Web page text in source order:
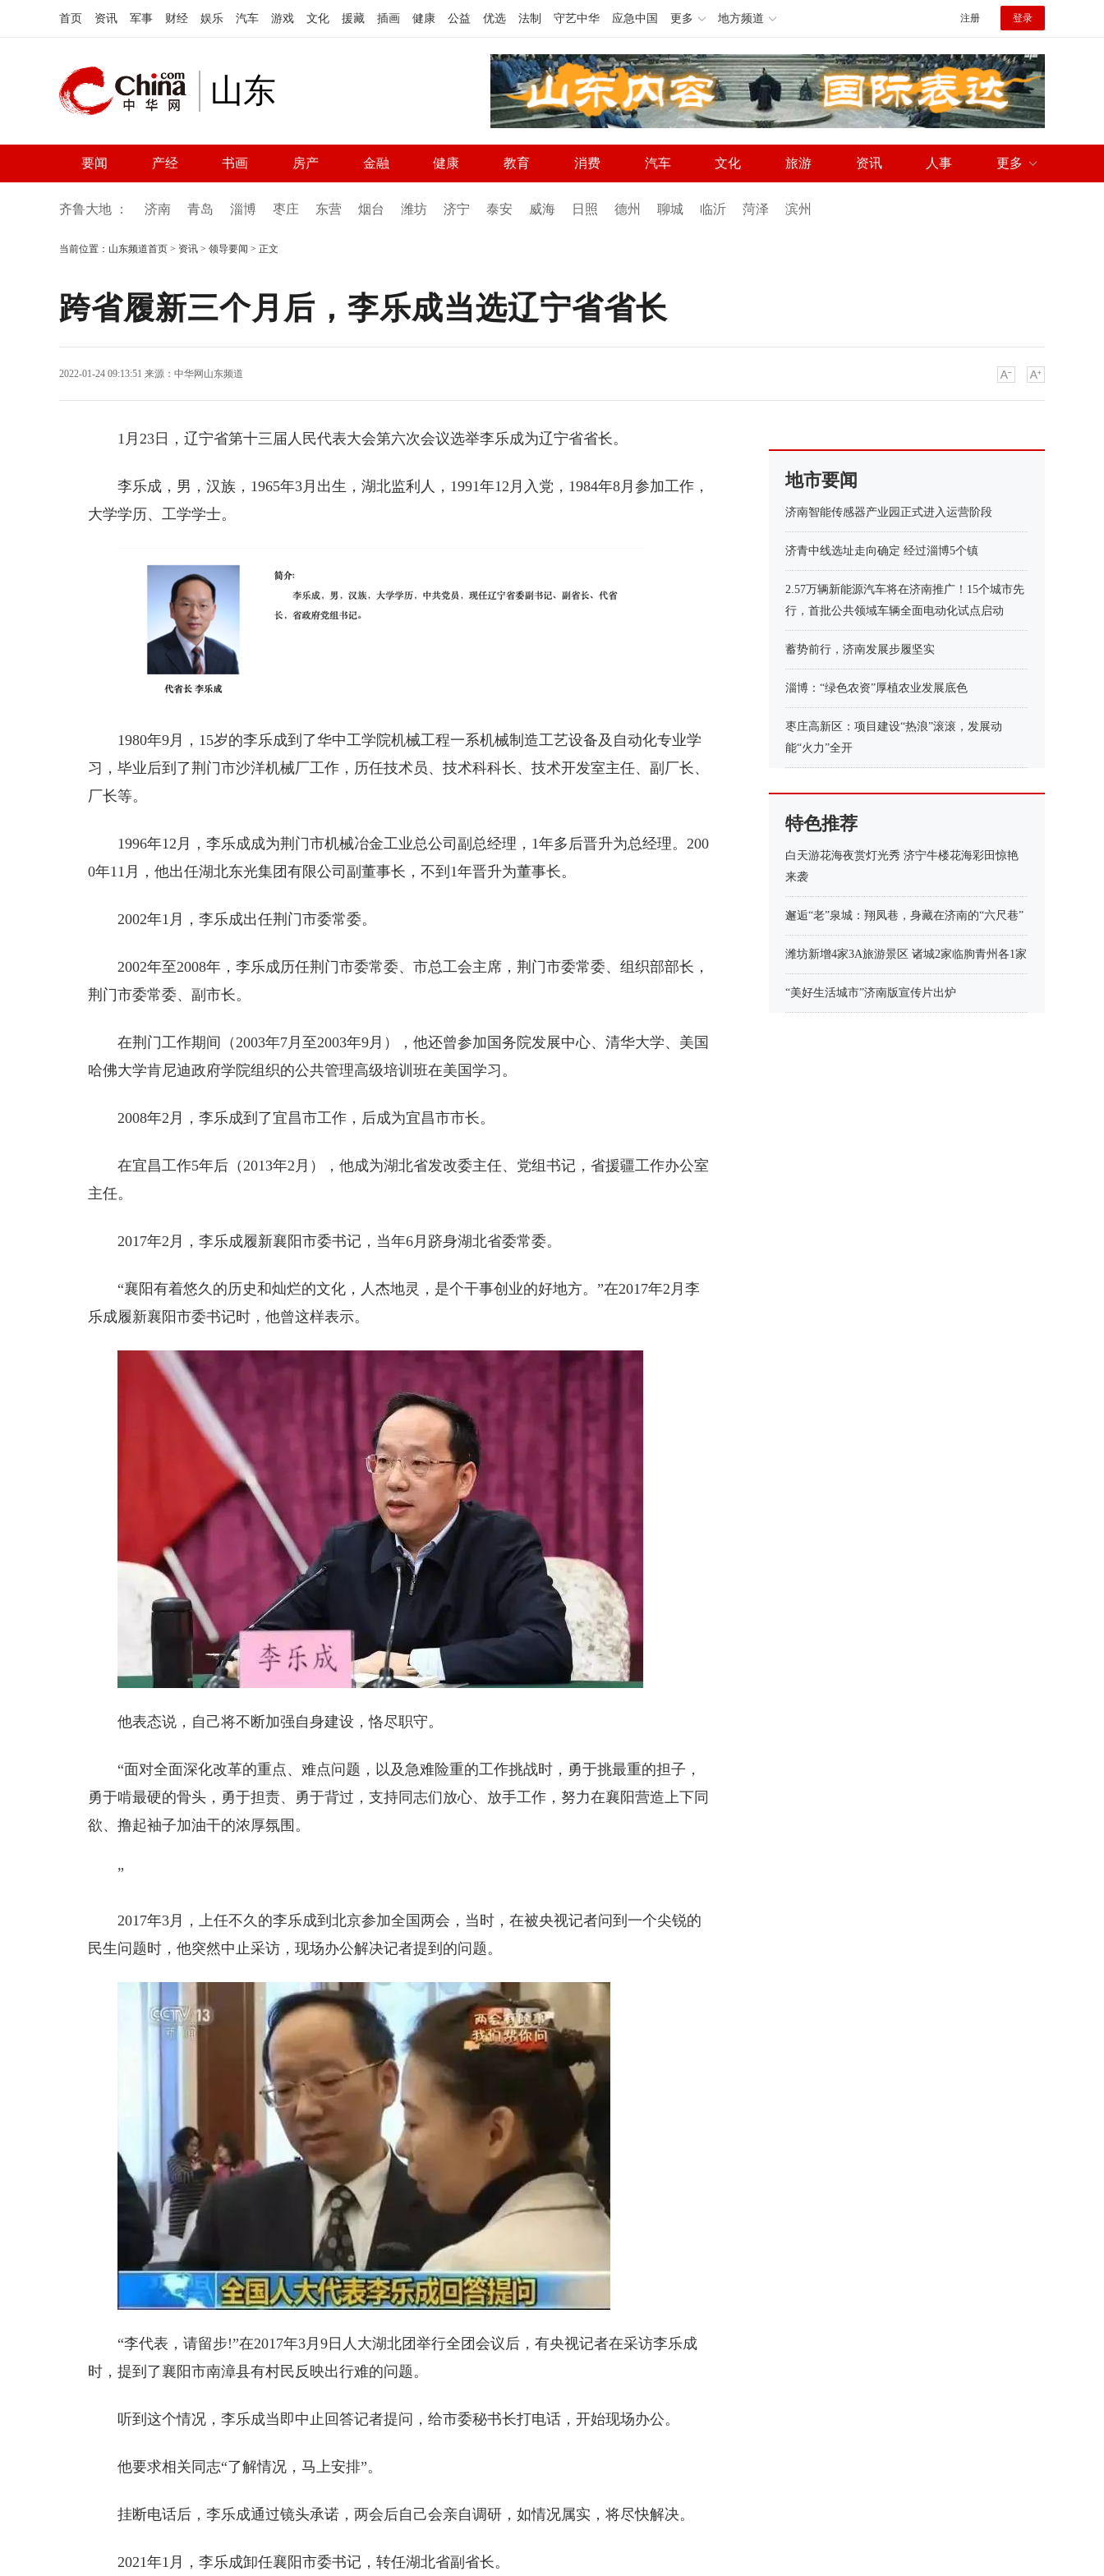
首页 资讯 军事 财经 娱乐 汽车 游戏 文化 援藏 插画 健康 公益 优选 法制 守艺中华 应急中国 更多 地方频道 注册 登录
山东
要闻 产经 书画 房产 金融 健康 教育 消费 汽车 文化 旅游 资讯 人事 更多
齐鲁大地 ： 济南 青岛 淄博 枣庄 东营 烟台 潍坊 济宁 泰安 威海 日照 德州 聊城 临沂 菏泽 滨州
当前位置： 山东频道首页 > 资讯 > 领导要闻 > 正文
跨省履新三个月后，李乐成当选辽宁省省长
2022-01-24 09:13:51 来源： 中华网山东频道
1月23日，辽宁省第十三届人民代表大会第六次会议选举李乐成为辽宁省省长。
李乐成，男，汉族，1965年3月出生，湖北监利人，1991年12月入党，1984年8月参加工作，
大学学历、工学学士。
1980年9月，15岁的李乐成到了华中工学院机械工程一系机械制造工艺设备及自动化专业学
习，毕业后到了荆门市沙洋机械厂工作，历任技术员、技术科科长、技术开发室主任、副厂长、
厂长等。
1996年12月，李乐成成为荆门市机械冶金工业总公司副总经理，1年多后晋升为总经理。200
0年11月，他出任湖北东光集团有限公司副董事长，不到1年晋升为董事长。
2002年1月，李乐成出任荆门市委常委。
2002年至2008年，李乐成历任荆门市委常委、市总工会主席，荆门市委常委、组织部部长，
荆门市委常委、副市长。
在荆门工作期间（2003年7月至2003年9月），他还曾参加国务院发展中心、清华大学、美国
哈佛大学肯尼迪政府学院组织的公共管理高级培训班在美国学习。
2008年2月，李乐成到了宜昌市工作，后成为宜昌市市长。
在宜昌工作5年后（2013年2月），他成为湖北省发改委主任、党组书记，省援疆工作办公室
主任。
2017年2月，李乐成履新襄阳市委书记，当年6月跻身湖北省委常委。
“襄阳有着悠久的历史和灿烂的文化，人杰地灵，是个干事创业的好地方。”在2017年2月李
乐成履新襄阳市委书记时，他曾这样表示。
他表态说，自己将不断加强自身建设，恪尽职守。
“面对全面深化改革的重点、难点问题，以及急难险重的工作挑战时，勇于挑最重的担子，
勇于啃最硬的骨头，勇于担责、勇于背过，支持同志们放心、放手工作，努力在襄阳营造上下同
欲、撸起袖子加油干的浓厚氛围。
”
2017年3月，上任不久的李乐成到北京参加全国两会，当时，在被央视记者问到一个尖锐的
民生问题时，他突然中止采访，现场办公解决记者提到的问题。
“李代表，请留步!”在2017年3月9日人大湖北团举行全团会议后，有央视记者在采访李乐成
时，提到了襄阳市南漳县有村民反映出行难的问题。
听到这个情况，李乐成当即中止回答记者提问，给市委秘书长打电话，开始现场办公。
他要求相关同志“了解情况，马上安排”。
挂断电话后，李乐成通过镜头承诺，两会后自己会亲自调研，如情况属实，将尽快解决。
2021年1月，李乐成卸任襄阳市委书记，转任湖北省副省长。
地市要闻
济南智能传感器产业园正式进入运营阶段
济青中线选址走向确定 经过淄博5个镇
2.57万辆新能源汽车将在济南推广！15个城市先
行，首批公共领域车辆全面电动化试点启动
蓄势前行，济南发展步履坚实
淄博：“绿色农资”厚植农业发展底色
枣庄高新区：项目建设“热浪”滚滚，发展动
能“火力”全开
特色推荐
白天游花海夜赏灯光秀 济宁牛楼花海彩田惊艳
来袭
邂逅“老”泉城：翔凤巷，身藏在济南的“六尺巷”
潍坊新增4家3A旅游景区 诸城2家临朐青州各1家
“美好生活城市”济南版宣传片出炉